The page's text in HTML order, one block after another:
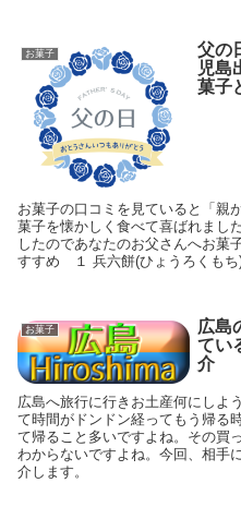
お菓子
父の
児島
菓子
お菓子の口コミを見ていると「親
菓子を懐かしく食べて喜ばれまし
したのであなたのお父さんへお菓
すすめ １ 兵六餅(ひょうろくもち)
お菓子
広島
てい
介
広島へ旅行に行きお土産何にしよ
て時間がドンドン経ってもう帰る
て帰ること多いですよね。その買
わからないですよね。今回、相手
介します。